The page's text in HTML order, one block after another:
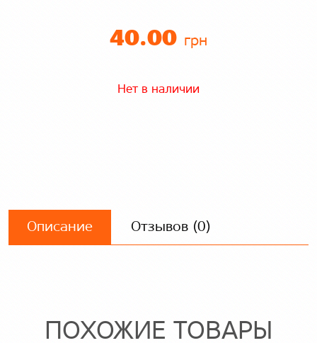
40.00 грн
Нет в наличии
Описание Отзывов (0)
ПОХОЖИЕ ТОВАРЫ